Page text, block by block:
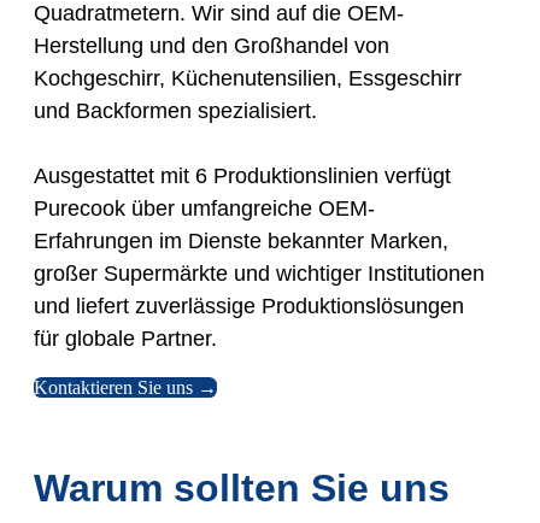
Quadratmetern. Wir sind auf die OEM-
Herstellung und den Großhandel von
Kochgeschirr, Küchenutensilien, Essgeschirr
und Backformen spezialisiert.
Ausgestattet mit 6 Produktionslinien verfügt
Purecook über umfangreiche OEM-
Erfahrungen im Dienste bekannter Marken,
großer Supermärkte und wichtiger Institutionen
und liefert zuverlässige Produktionslösungen
für globale Partner.
Kontaktieren Sie uns →
Warum sollten Sie uns